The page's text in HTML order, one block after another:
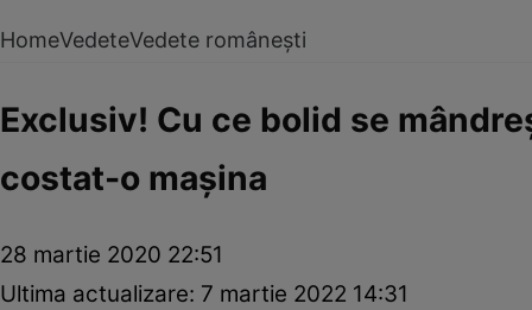
HomeVedeteVedete românești
Exclusiv! Cu ce bolid se
costat-o mașina
28 martie 2020 22:51
Ultima actualizare: 7 martie 2022 14:31